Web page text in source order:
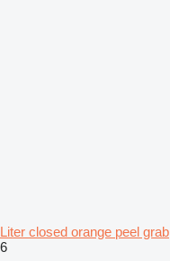
Liter closed orange peel grab
6